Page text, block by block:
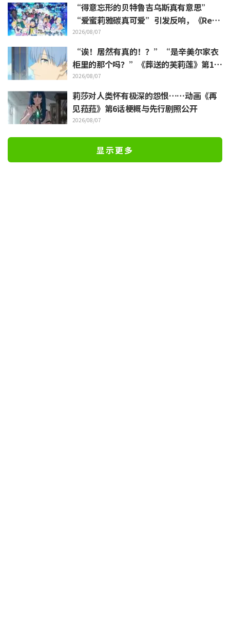
“得意忘形的贝特鲁吉乌斯真有意思”
“爱蜜莉雅碳真可爱”引发反响，《ReZe
ro》动画10周年纪念活动视觉图解禁
2026/08/07
“诶！居然有真的！？”“是辛美尔家衣
柜里的那个吗？”《葬送的芙莉莲》第1集
中出现的“暗黑龙的角”公开引发粉丝惊
叹
2026/08/07
莉莎对人类怀有极深的怨恨……动画《再
见菈菈》第6话梗概与先行剧照公开
2026/08/07
显示更多